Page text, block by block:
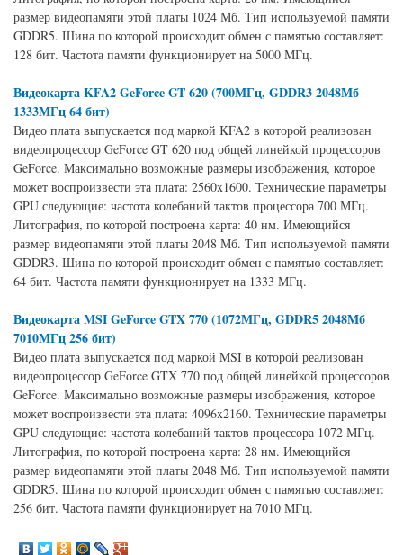
размер видеопамяти этой платы 1024 Мб. Тип используемой памяти
GDDR5. Шина по которой происходит обмен с памятью составляет:
128 бит. Частота памяти функционирует на 5000 МГц.
Видеокарта KFA2 GeForce GT 620 (700МГц, GDDR3 2048Мб
1333МГц 64 бит)
Видео плата выпускается под маркой KFA2 в которой реализован
видеопроцессор GeForce GT 620 под общей линейкой процессоров
GeForce. Максимально возможные размеры изображения, которое
может воспроизвести эта плата: 2560x1600. Технические параметры
GPU следующие: частота колебаний тактов процессора 700 МГц.
Литография, по которой построена карта: 40 нм. Имеющийся
размер видеопамяти этой платы 2048 Мб. Тип используемой памяти
GDDR3. Шина по которой происходит обмен с памятью составляет:
64 бит. Частота памяти функционирует на 1333 МГц.
Видеокарта MSI GeForce GTX 770 (1072МГц, GDDR5 2048Мб
7010МГц 256 бит)
Видео плата выпускается под маркой MSI в которой реализован
видеопроцессор GeForce GTX 770 под общей линейкой процессоров
GeForce. Максимально возможные размеры изображения, которое
может воспроизвести эта плата: 4096x2160. Технические параметры
GPU следующие: частота колебаний тактов процессора 1072 МГц.
Литография, по которой построена карта: 28 нм. Имеющийся
размер видеопамяти этой платы 2048 Мб. Тип используемой памяти
GDDR5. Шина по которой происходит обмен с памятью составляет:
256 бит. Частота памяти функционирует на 7010 МГц.